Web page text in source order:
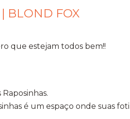
BLOND FOX
que estejam todos bem!!
é um espaço onde suas